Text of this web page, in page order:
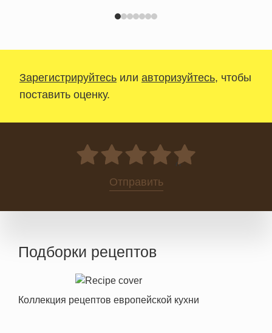
Зарегистрируйтесь или авторизуйтесь, чтобы
поставить оценку.
0
Отправить
Подборки рецептов
Коллекция рецептов европейской кухни